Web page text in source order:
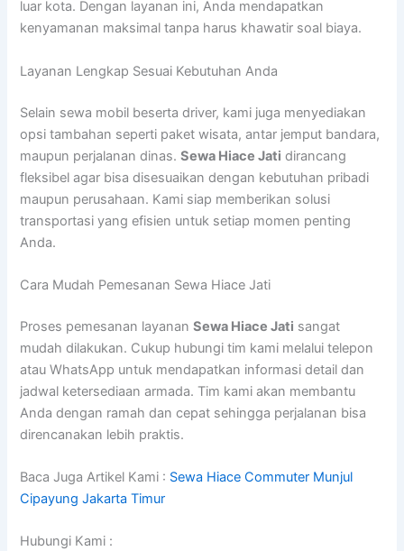
luar kota. Dengan layanan ini, Anda mendapatkan
kenyamanan maksimal tanpa harus khawatir soal biaya.
Layanan Lengkap Sesuai Kebutuhan Anda
Selain sewa mobil beserta driver, kami juga menyediakan
opsi tambahan seperti paket wisata, antar jemput bandara,
maupun perjalanan dinas.Sewa Hiace Jati dirancang
fleksibel agar bisa disesuaikan dengan kebutuhan pribadi
maupun perusahaan. Kami siap memberikan solusi
transportasi yang efisien untuk setiap momen penting
Anda.
Cara Mudah Pemesanan Sewa Hiace Jati
Proses pemesanan layananSewa Hiace Jati sangat
mudah dilakukan. Cukup hubungi tim kami melalui telepon
atau WhatsApp untuk mendapatkan informasi detail dan
jadwal ketersediaan armada. Tim kami akan membantu
Anda dengan ramah dan cepat sehingga perjalanan bisa
direncanakan lebih praktis.
Baca Juga Artikel Kami : Sewa Hiace Commuter Munjul
Cipayung Jakarta Timur
Hubungi Kami :